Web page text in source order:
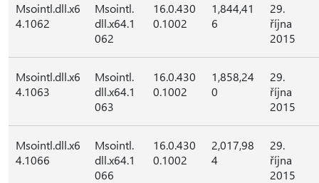
Msointl.dll.x6
4.1062
Msointl.
dll.x64.1
062
16.0.430
0.1002
1,844,41
6
29.
října
2015
Msointl.dll.x6
4.1063
Msointl.
dll.x64.1
063
16.0.430
0.1002
1,858,24
0
29.
října
2015
Msointl.dll.x6
4.1066
Msointl.
dll.x64.1
066
16.0.430
0.1002
2,017,98
4
29.
října
2015